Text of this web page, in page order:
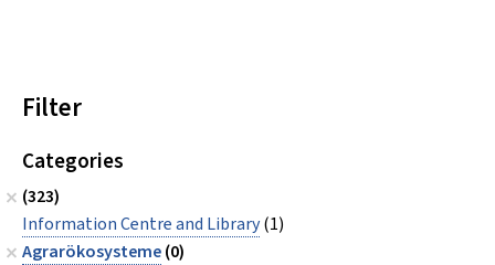
Filter
Categories
(323)
Information Centre and Library(1)
Agrarökosysteme(0)